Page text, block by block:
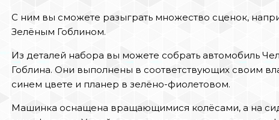
С ним вы сможете разыграть множество сценок,
Зелёным Гоблином.
Из деталей набора вы можете собрать автомобиль
Гоблина. Они выполнены в соответствующих своим
синем цвете и планер в зелёно-фиолетовом.
Машинка оснащена вращающимися колёсами, а на